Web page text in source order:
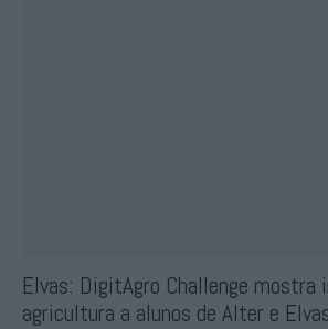
Elvas: DigitAgro Challenge mostra
agricultura a alunos de Alter e